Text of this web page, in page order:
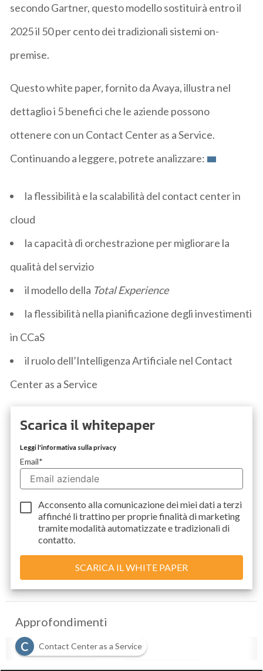
secondo Gartner, questo modello sostituirà entro il
2025 il 50 per cento dei tradizionali sistemi on-
premise.
Questo white paper, fornito da Avaya, illustra nel
dettaglio i 5 benefici che le aziende possono
ottenere con un Contact Center as a Service.
Continuando a leggere, potrete analizzare:
la flessibilità e la scalabilità del contact center in
cloud
la capacità di orchestrazione per migliorare la
qualità del servizio
il modello della Total Experience
la flessibilità nella pianificazione degli investimenti
in CCaS
il ruolo dell’Intelligenza Artificiale nel Contact
Center as a Service
Scarica il whitepaper
Leggi l'informativa sulla privacy
Email*
Acconsento alla comunicazione dei miei dati aterzi
affinché li trattino per proprie finalità di marketing
tramite modalità automatizzate e tradizionali di
contatto.
Approfondimenti
C
Contact Center as a Service